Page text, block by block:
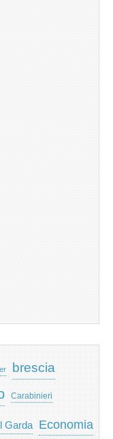
brescia
Carabinieri
Garda Economia